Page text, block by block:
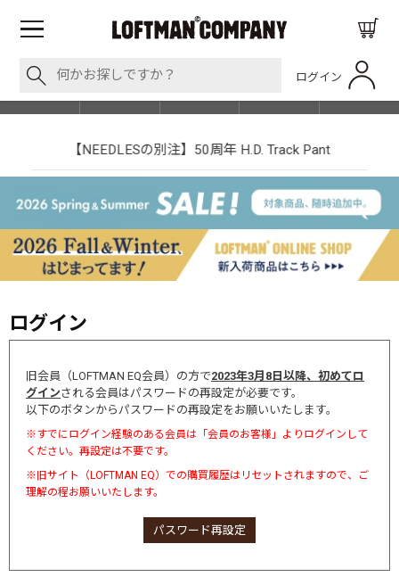
ログイン
SHOP LIST
【NEEDLESの別注】50周年 H.D. Track Pant
ログイン
旧会員（LOFTMAN EQ会員）の方で2023年3月8日以降、初めてロ
グインされる会員はパスワードの再設定が必要です。
以下のボタンからパスワードの再設定をお願いいたします。
※すでにログイン経験のある会員は「会員のお客様」よりログインして
ください。再設定は不要です。
※旧サイト（LOFTMAN EQ）での購買履歴はリセットされますので、ご
理解の程お願いいたします。
パスワード再設定